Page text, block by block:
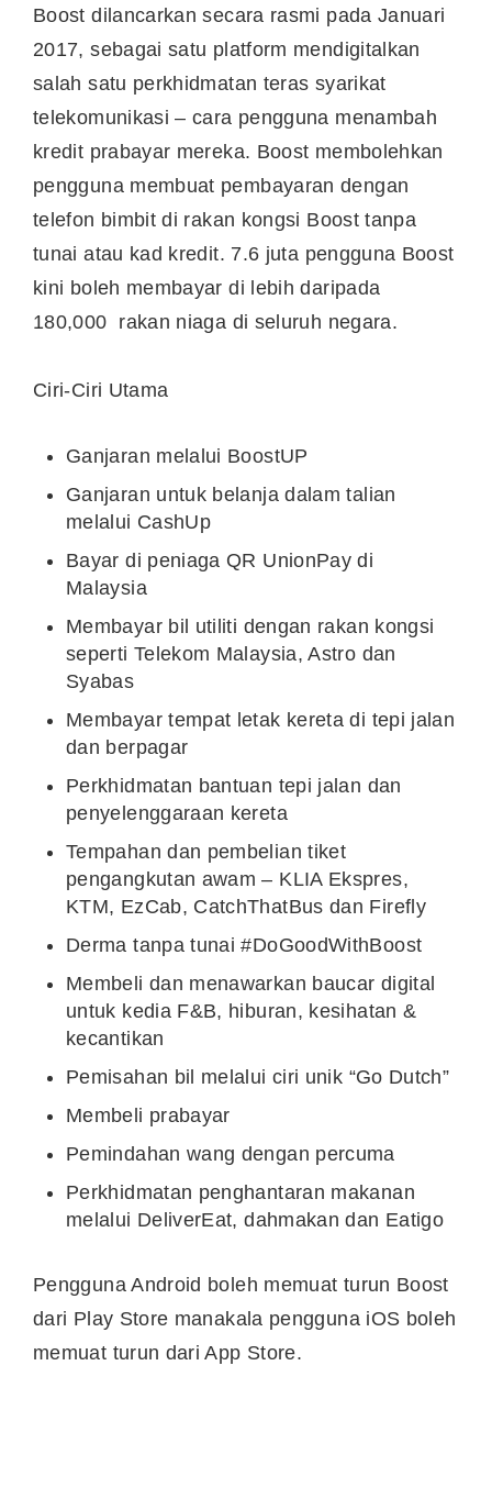
Boost dilancarkan secara rasmi pada Januari
2017, sebagai satu platform mendigitalkan
salah satu perkhidmatan teras syarikat
telekomunikasi – cara pengguna menambah
kredit prabayar mereka. Boost membolehkan
pengguna membuat pembayaran dengan
telefon bimbit di rakan kongsi Boost tanpa
tunai atau kad kredit. 7.6 juta pengguna Boost
kini boleh membayar di lebih daripada
180,000 rakan niaga di seluruh negara.
Ciri-Ciri Utama
Ganjaran melalui BoostUP
Ganjaran untuk belanja dalam talian
melalui CashUp
Bayar di peniaga QR UnionPay di
Malaysia
Membayar bil utiliti dengan rakan kongsi
seperti Telekom Malaysia, Astro dan
Syabas
Membayar tempat letak kereta di tepi jalan
dan berpagar
Perkhidmatan bantuan tepi jalan dan
penyelenggaraan kereta
Tempahan dan pembelian tiket
pengangkutan awam – KLIA Ekspres,
KTM, EzCab, CatchThatBus dan Firefly
Derma tanpa tunai #DoGoodWithBoost
Membeli dan menawarkan baucar digital
untuk kedia F&B, hiburan, kesihatan &
kecantikan
Pemisahan bil melalui ciri unik “Go Dutch”
Membeli prabayar
Pemindahan wang dengan percuma
Perkhidmatan penghantaran makanan
melalui DeliverEat, dahmakan dan Eatigo
Pengguna Android boleh memuat turun Boost
dari Play Store manakala pengguna iOS boleh
memuat turun dari App Store.